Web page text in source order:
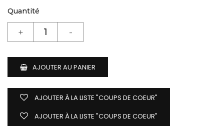
Quantité
AJOUTER AU PANIER
AJOUTER À LA LISTE "COUPS DE COEUR"
AJOUTER À LA LISTE "COUPS DE COEUR"